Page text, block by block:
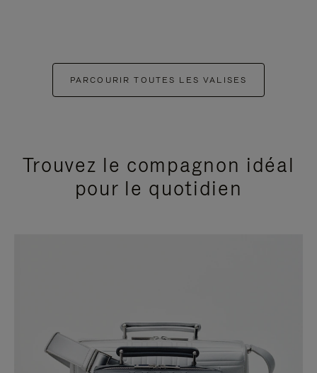
PARCOURIR TOUTES LES VALISES
Trouvez le compagnon idéal
pour le quotidien